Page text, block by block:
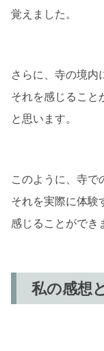
覚えました。
さらに、寺の境内
それを感じること
と思います。
このように、寺で
それを実際に体験
感じることができ
私の感想